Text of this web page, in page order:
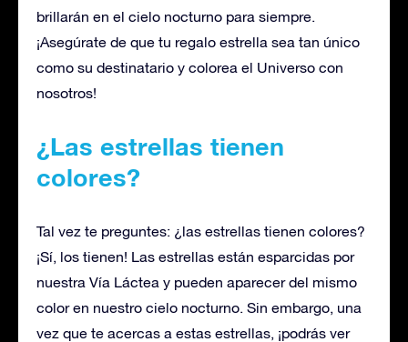
brillarán en el cielo nocturno para siempre.
¡Asegúrate de que tu regalo estrella sea tan único
como su destinatario y colorea el Universo con
nosotros!
¿Las estrellas tienen
colores?
Tal vez te preguntes: ¿las estrellas tienen colores?
¡Sí, los tienen! Las estrellas están esparcidas por
nuestra Vía Láctea y pueden aparecer del mismo
color en nuestro cielo nocturno. Sin embargo, una
vez que te acercas a estas estrellas, ¡podrás ver